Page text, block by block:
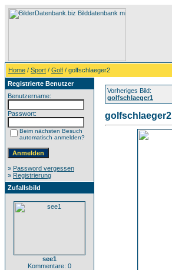
Home / Sport / Golf / golfschlaeger2
Registrierte Benutzer
Benutzername:
Passwort:
Beim nächsten Besuch
automatisch anmelden?
» Password vergessen
» Registrierung
Zufallsbild
see1
Kommentare: 0
Vorheriges Bild:
golfschlaeger1
golfschlaeger2